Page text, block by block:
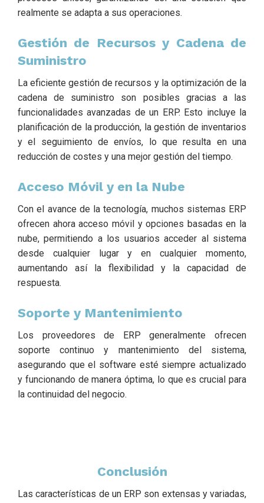
realmente se adapta a sus operaciones.
Gestión de Recursos y Cadena de
Suministro
La eficiente gestión de recursos y la optimización de la
cadena de suministro son posibles gracias a las
funcionalidades avanzadas de un ERP. Esto incluye la
planificación de la producción, la gestión de inventarios
y el seguimiento de envíos, lo que resulta en una
reducción de costes y una mejor gestión del tiempo.
Acceso Móvil y en la Nube
Con el avance de la tecnología, muchos sistemas ERP
ofrecen ahora acceso móvil y opciones basadas en la
nube, permitiendo a los usuarios acceder al sistema
desde cualquier lugar y en cualquier momento,
aumentando así la flexibilidad y la capacidad de
respuesta.
Soporte y Mantenimiento
Los proveedores de ERP generalmente ofrecen
soporte continuo y mantenimiento del sistema,
asegurando que el software esté siempre actualizado
y funcionando de manera óptima, lo que es crucial para
la continuidad del negocio.
Conclusión
Las características de un ERP son extensas y variadas,